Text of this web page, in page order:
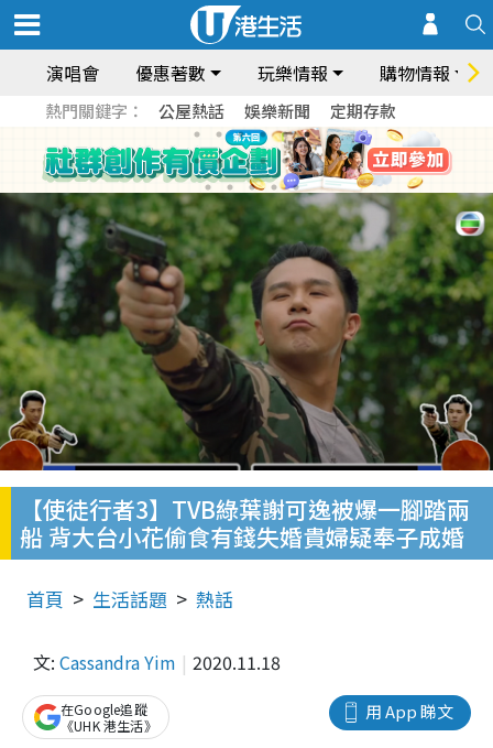
演唱會 優惠著數 玩樂情報 購物情報
熱門關鍵字： 公屋熱話 娛樂新聞 定期存款
【使徒行者3】TVB綠葉謝可逸被爆一腳踏兩
船 背大台小花偷食有錢失婚貴婦疑奉子成婚
首頁 生活話題 熱話
文: Cassandra Yim 2020.11.18
用 App 睇文
在Google追蹤
《UHK 港生活》